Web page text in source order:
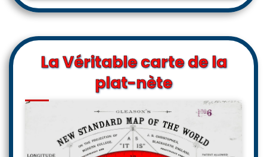
La Véritable carte de la
plat-nète